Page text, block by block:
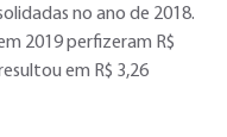
no ano de 2018.
2019 perfizeram R$
em R$ 3,26